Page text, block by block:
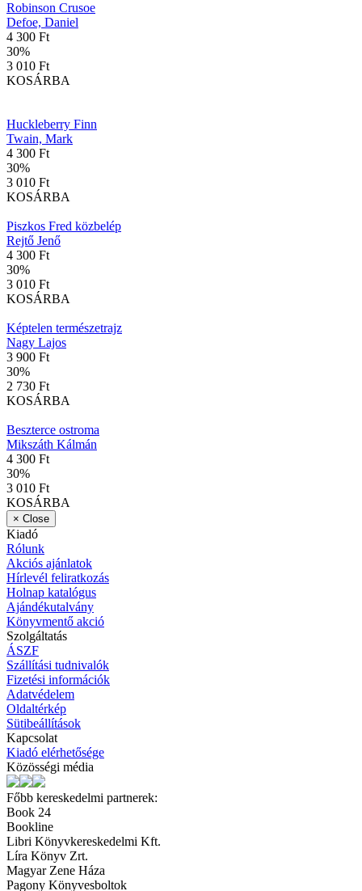
Robinson Crusoe
Defoe, Daniel
4 300 Ft
30%
3 010 Ft
KOSÁRBA
Huckleberry Finn
Twain, Mark
4 300 Ft
30%
3 010 Ft
KOSÁRBA
Piszkos Fred közbelép
Rejtő Jenő
4 300 Ft
30%
3 010 Ft
KOSÁRBA
Képtelen természetrajz
Nagy Lajos
3 900 Ft
30%
2 730 Ft
KOSÁRBA
Beszterce ostroma
Mikszáth Kálmán
4 300 Ft
30%
3 010 Ft
KOSÁRBA
× Close
Kiadó
Rólunk
Akciós ajánlatok
Hírlevél feliratkozás
Holnap katalógus
Ajándékutalvány
Könyvmentő akció
Szolgáltatás
ÁSZF
Szállítási tudnivalók
Fizetési információk
Adatvédelem
Oldaltérkép
Sütibeállítások
Kapcsolat
Kiadó elérhetősége
Közösségi média
Főbb kereskedelmi partnerek:
Book 24
Bookline
Libri Könyvkereskedelmi Kft.
Líra Könyv Zrt.
Magyar Zene Háza
Pagony Könyvesboltok